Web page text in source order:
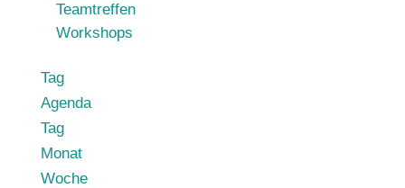
Teamtreffen
Workshops
Tag
Agenda
Tag
Monat
Woche